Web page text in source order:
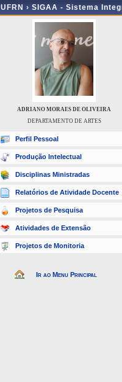
UFRN › SIGAA - Sistema
ADRIANO MORAES DE OLIVEIRA
DEPARTAMENTO DE ARTES
Perfil Pessoal
Produção Intelectual
Disciplinas Ministradas
Relatórios de Atividade Docente
Projetos de Pesquisa
Atividades de Extensão
Projetos de Monitoria
Ir ao Menu Principal